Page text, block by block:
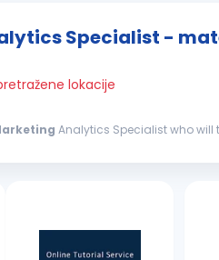
Specialist -
lokacije
Analytics Specialist who